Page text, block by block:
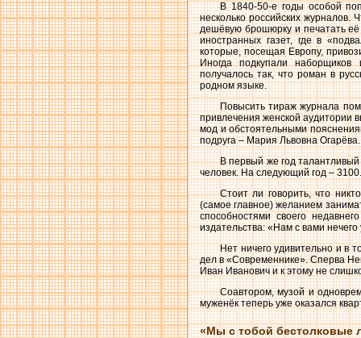
В 1840-50-е годы особой
несколько российских
дешёвую брошюрку и печатать
иностранных газет, где в
которые, посещая Европу,
Иногда подкупали наборщиков
получалось так, что роман в
родном языке.
Повысить тираж журнала
привлечения женской аудитории
мод и обстоятельными
подруга – Мария Львовна Огарёва.
В первый же год
человек. На следующий год – 3100.
Стоит ли говорить, что
(самое главное) желанием
способностями своего
издательства: «Нам с вами
Нет ничего удивительно и в
дел в «Современнике». Сперва
Иван Иванович и к этому не
Соавтором, музой и
муженёк теперь уже оказался
«Мы с тобой бестолковые